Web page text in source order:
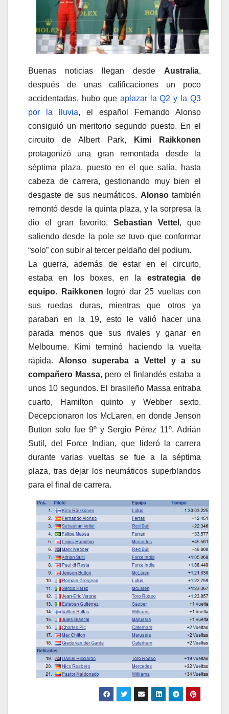
Buenas noticias llegan desde Australia,
después de unas calificaciones un poco
accidentadas, hubo que aplazar la Q2 y la Q3
por la lluvia, el español Fernando Alonso
consiguió un meritorio segundo puesto. En el
circuito de Albert Park,
Kimi Raikkonen
protagonizó una gran remontada desde la
séptima plaza, puesto en el que salía, hasta
cabeza de carrera, gestionando muy bien el
desgaste de sus neumáticos. Alonsotambién
remontó desde la quinta plaza, y la sorpresa la
dio el gran favorito, Sebastian Vettel , que
saliendo desde la pole se tuvo que conformar
“solo” con subir al tercer peldaño del podium.
La guerra, además de estar en el circuito,
estaba en los boxes, en la estrategia de
equipo.
Raikkonen logró dar 25 vueltas con
sus ruedas duras, mientras que otros ya
paraban en la 19, esto le valió hacer una
parada menos que sus rivales y ganar en
Melbourne. Kimi terminó haciendo la vuelta
rápida. Alonso superaba a Vettel y a su
compañero Massa, pero el finlandés estaba a
unos 10 segundos. El brasileño Massa entraba
cuarto, Hamilton quinto y Webber sexto.
Decepcionaron los McLaren, en donde Jenson
Button solo fue 9º y Sergio Pérez 11º. Adrián
Sutil, del Force Indian, que lideró la carrera
durante varias vueltas se fue a la séptima
plaza, tras dejar los neumáticos superblandos
para el final de carrera.